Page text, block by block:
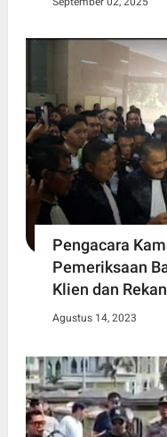
Pengacara
Pemeriksaan
Klien dan
Agustus 14, 2023